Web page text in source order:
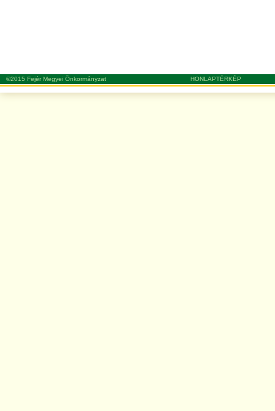
©2015 Fejér Megyei Önkormányzat HONLAPTÉRKÉP